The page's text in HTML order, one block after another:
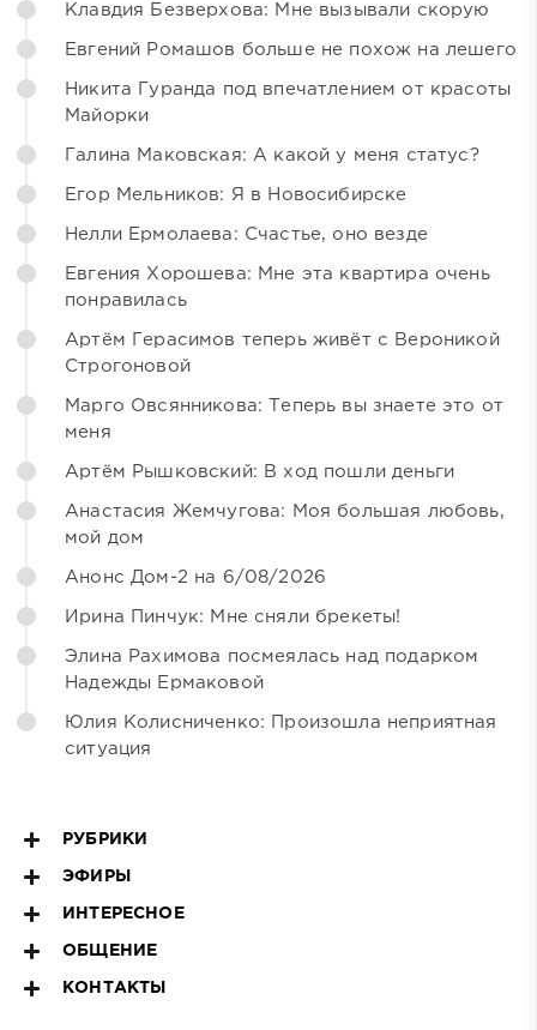
Клавдия Безверхова: Мне вызывали скорую
Евгений Ромашов больше не похож на лешего
Никита Гуранда под впечатлением от красоты
Майорки
Галина Маковская: А какой у меня статус?
Егор Мельников: Я в Новосибирске
Нелли Ермолаева: Счастье, оно везде
Евгения Хорошева: Мне эта квартира очень
понравилась
Артём Герасимов теперь живёт с Вероникой
Строгоновой
Марго Овсянникова: Теперь вы знаете это от
меня
Артём Рышковский: В ход пошли деньги
Анастасия Жемчугова: Моя большая любовь,
мой дом
Анонс Дом-2 на 6/08/2026
Ирина Пинчук: Мне сняли брекеты!
Элина Рахимова посмеялась над подарком
Надежды Ермаковой
Юлия Колисниченко: Произошла неприятная
ситуация
РУБРИКИ
ЭФИРЫ
ИНТЕРЕСНОЕ
ОБЩЕНИЕ
КОНТАКТЫ